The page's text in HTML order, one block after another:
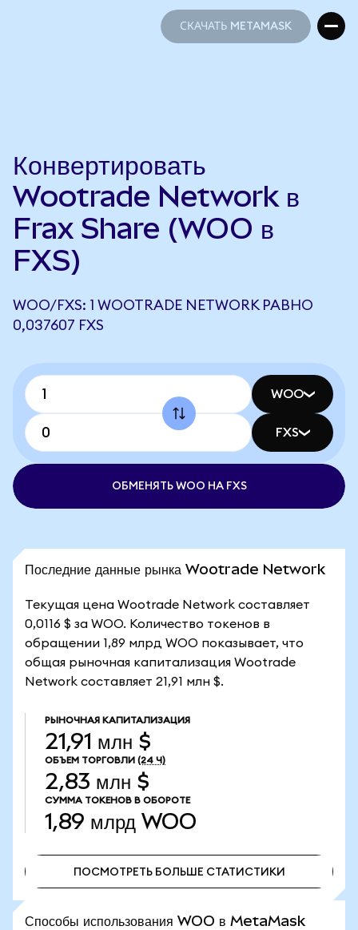
СКАЧАТЬ METAMASK
Конвертировать
Wootrade Network в
Frax Share (WOO в
FXS)
WOO/FXS: 1 WOOTRADE NETWORK РАВНО
0,037607 FXS
WOO
FXS
ОБМЕНЯТЬ WOO НА FXS
Последние данные рынка Wootrade Network
Текущая цена Wootrade Network составляет
0,0116 $ за WOO. Количество токенов в
обращении 1,89 млрд WOO показывает, что
общая рыночная капитализация Wootrade
Network составляет 21,91 млн $.
РЫНОЧНАЯ КАПИТАЛИЗАЦИЯ
21,91 млн $
ОБЪЕМ ТОРГОВЛИ (24 Ч)
2,83 млн $
СУММА ТОКЕНОВ В ОБОРОТЕ
1,89 млрд WOO
ПОСМОТРЕТЬ БОЛЬШЕ СТАТИСТИКИ
Способы использования WOO в MetaMask